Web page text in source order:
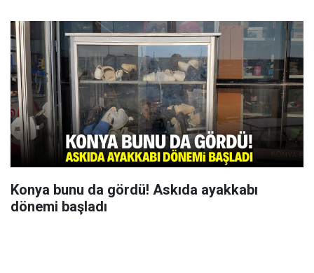
Konya bunu da gördü! Askıda ayakkabı
dönemi başladı